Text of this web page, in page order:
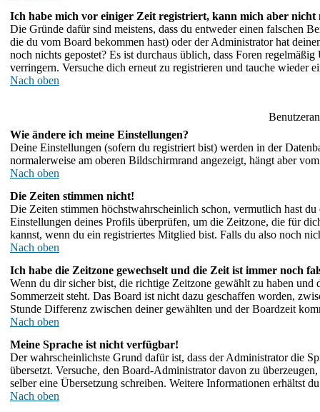
Ich habe mich vor einiger Zeit registriert, kann mich aber nicht
Die Gründe dafür sind meistens, dass du entweder einen falschen
die du vom Board bekommen hast) oder der Administrator hat
noch nichts gepostet? Es ist durchaus üblich, dass Foren
verringern. Versuche dich erneut zu registrieren und tauche wieder
Nach oben
Wie ändere ich meine Einstellungen?
Deine Einstellungen (sofern du registriert bist) werden in der
normalerweise am oberen Bildschirmrand angezeigt, hängt aber
Nach oben
Die Zeiten stimmen nicht!
Die Zeiten stimmen höchstwahrscheinlich schon, vermutlich hast
Einstellungen deines Profils überprüfen, um die Zeitzone, die für
kannst, wenn du ein registriertes Mitglied bist. Falls du also noch
Nach oben
Ich habe die Zeitzone gewechselt und die Zeit ist immer noch
Wenn du dir sicher bist, die richtige Zeitzone gewählt zu haben und
Sommerzeit steht. Das Board ist nicht dazu geschaffen worden,
Stunde Differenz zwischen deiner gewählten und der Boardzeit
Nach oben
Meine Sprache ist nicht verfügbar!
Der wahrscheinlichste Grund dafür ist, dass der Administrator die
übersetzt. Versuche, den Board-Administrator davon zu
selber eine Übersetzung schreiben. Weitere Informationen erhältst
Nach oben